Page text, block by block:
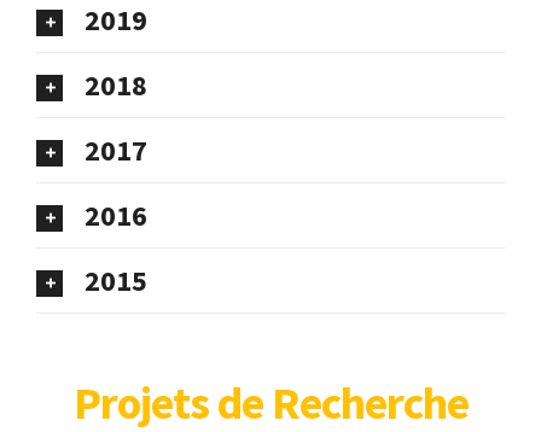
2019
2018
2017
2016
2015
​Projets de Recherche